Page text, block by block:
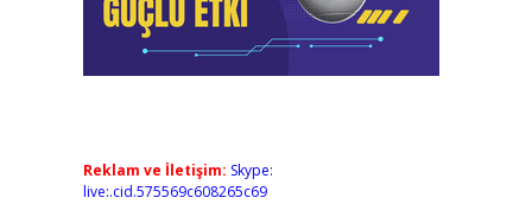
Reklam ve İletişim: Skype:
live:.cid.575569c608265c69